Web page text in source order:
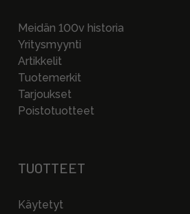
Meidän 100v historia
Yritysmyynti
Artikkelit
Tuotemerkit
Tarjoukset
Poistotuotteet
TUOTTEET
Käytetyt